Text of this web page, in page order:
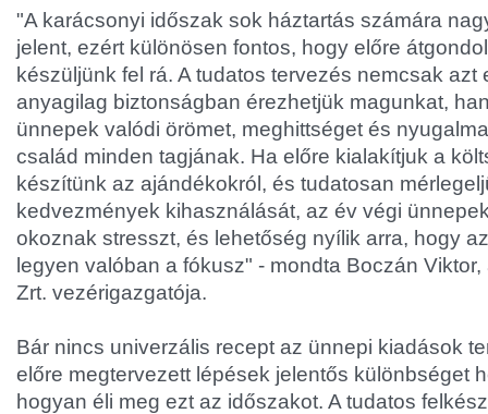
"A karácsonyi időszak sok háztartás számára
jelent, ezért különösen fontos, hogy előre
készüljünk fel rá. A tudatos tervezés nemcsak azt
anyagilag biztonságban érezhetjük magunkat,
ünnepek valódi örömet, meghittséget és
család minden tagjának. Ha előre kialakítjuk a
készítünk az ajándékokról, és tudatosan
kedvezmények kihasználását, az év végi
okoznak stresszt, és lehetőség nyílik arra, hogy
legyen valóban a fókusz" - mondta Boczán
Zrt. vezérigazgatója.
Bár nincs univerzális recept az ünnepi kiadások
előre megtervezett lépések jelentős különbséget
hogyan éli meg ezt az időszakot. A tudatos